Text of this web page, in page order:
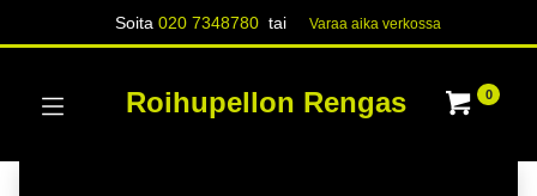
Soita020 7348780 tai Varaa aika verk​​​​ossa
Roihupellon Rengas 0